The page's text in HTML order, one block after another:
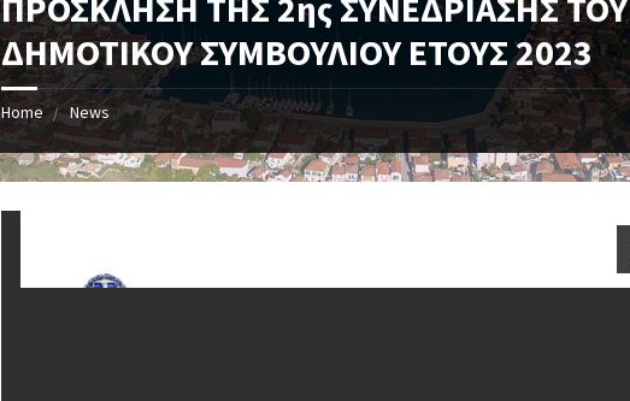
ΔΗΜΟΤΙΚΟΥ ΣΥΜΒΟΥΛΙΟΥ ΕΤΟΥΣ 2023
Home News